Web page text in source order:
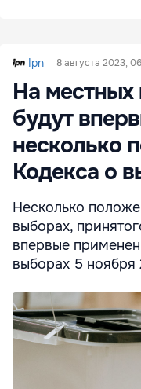
Ipn 8 августа 2023,
На
будут
несколько
Кодекса о
Несколько
выборах,
впервые
выборах 5 ноября